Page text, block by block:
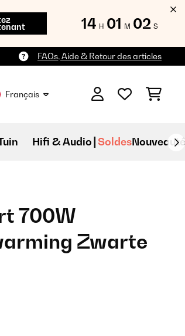
14 H 01 M 00 S
FAQs, Aide & Retour des articles
Français
Hifi & Audio Soldes
700W
Zwarte